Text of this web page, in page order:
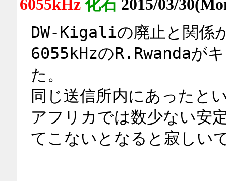
6055kHz 化石 2015/03/
DW-Kigaliの廃止と関係
6055kHzのR.Rwandaが
た。
同じ送信所内にあったと
アフリカでは数少ない安
てこないとなると寂しい